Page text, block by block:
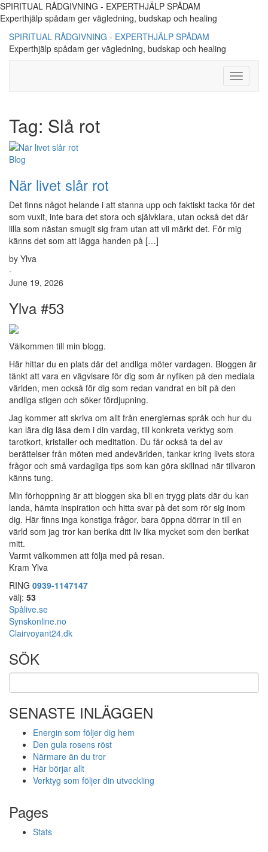
SPIRITUAL RÅDGIVNING - EXPERTHJÄLP SPÅDAM
Experthjälp spådam ger vägledning, budskap och healing
SPIRITUAL RÅDGIVNING - EXPERTHJÄLP SPÅDAM
Experthjälp spådam ger vägledning, budskap och healing
Toggle
Tag: Slå rot
Blog
När livet slår rot
Det finns något helande i att stanna upp och faktiskt tacka för det
som vuxit, inte bara det stora och självklara, utan också det där
lilla som nästan smugit sig fram utan att vii märkt det. För mig
känns det som att lägga handen på […]
by Ylva
-
June 19, 2026
Ylva #53
Välkommen till min blogg.
Här hittar du en plats där det andliga möter vardagen. Bloggen är
tänkt att vara en vägvisare för dig som är nyfiken på den mediala
världen, men också för dig som redan vandrat en bit på den
andliga stigen och söker fördjupning.
Jag kommer att skriva om allt från energiernas språk och hur du
kan lära dig läsa dem i din vardag, till konkreta verktyg som
tarotkort, kristaller och meditation. Du får också ta del av
berättelser från möten med andevärlden, tankar kring livets stora
frågor och små vardagliga tips som kan göra skillnad när tillvaron
känns tung.
Min förhoppning är att bloggen ska bli en trygg plats där du kan
landa, hämta inspiration och hitta svar på det som rör sig inom
dig. Här finns inga konstiga frågor, bara öppna dörrar in till en
värld som jag tror kan berika ditt liv lika mycket som den berikat
mitt.
Varmt välkommen att följa med på resan.
Kram Ylva
RING 0939-1147147
välj: 53
Spålive.se
Synskonline.no
Clairvoyant24.dk
SÖK
SENASTE INLÄGGEN
Energin som följer dig hem
Den gula rosens röst
Närmare än du tror
Här börjar allt
Verktyg som följer din utveckling
Pages
Stats